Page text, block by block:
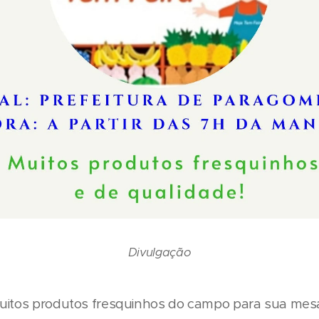
Divulgação
produtos fresquinhos do campo para sua